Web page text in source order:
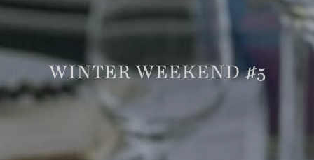
WINTER WEEKEND #5